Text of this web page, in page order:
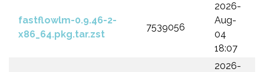
fastflowlm-0.9.46-2-
x86_64.pkg.tar.zst
7539056
2026-
Aug-
04
18:07
2026-